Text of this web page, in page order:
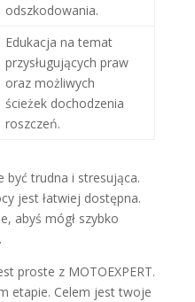
odszkodowania.
Edukacja na temat
przysługujących praw
oraz możliwych
ścieżek dochodzenia
roszczeń.
być trudna i stresująca.
jest łatwiej dostępna.
abyś mógł szybko
proste z MOTOEXPERT.
etapie. Celem jest twoje